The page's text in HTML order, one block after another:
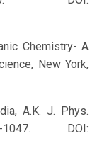
Chemistry- A
New York,
A.K. J. Phys.
DOI: